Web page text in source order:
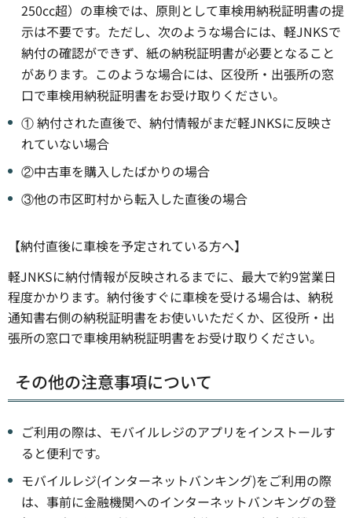
250cc超）の車検では、原則として車検用納税証明書の提
示は不要です。ただし、次のような場合には、軽JNKSで
納付の確認ができず、紙の納税証明書が必要となること
があります。このような場合には、区役所・出張所の窓
口で車検用納税証明書をお受け取りください。
① 納付された直後で、納付情報がまだ軽JNKSに反映さ
れていない場合
②中古車を購入したばかりの場合
③他の市区町村から転入した直後の場合
【納付直後に車検を予定されている方へ】
軽JNKSに納付情報が反映されるまでに、最大で約9営業日
程度かかります。納付後すぐに車検を受ける場合は、納税
通知書右側の納税証明書をお使いいただくか、区役所・出
張所の窓口で車検用納税証明書をお受け取りください。
その他の注意事項について
ご利用の際は、モバイルレジのアプリをインストールす
ると便利です。
モバイルレジ(インターネットバンキング)をご利用の際
は、事前に金融機関へのインターネットバンキングの登